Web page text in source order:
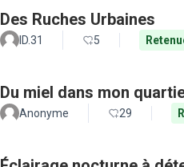
Des Ruches Urbaines
ID.31 5
Du miel dans mon
Anonyme 29